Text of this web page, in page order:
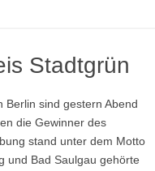
Stadtgrün
Berlin sind gestern Abend
die Gewinner des
stand unter dem Motto
und Bad Saulgau gehörte